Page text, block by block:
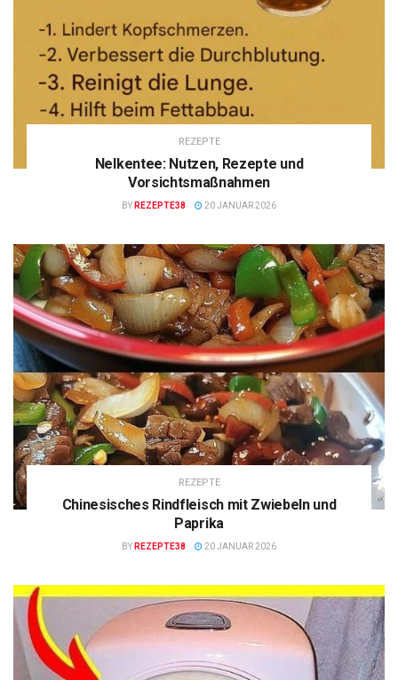
REZEPTE
Nelkentee: Nutzen, Rezepte und
Vorsichtsmaßnahmen
BY REZEPTE38 20 JANUAR 2026
REZEPTE
Chinesisches Rindfleisch mit Zwiebeln und
Paprika
BY REZEPTE38 20 JANUAR 2026